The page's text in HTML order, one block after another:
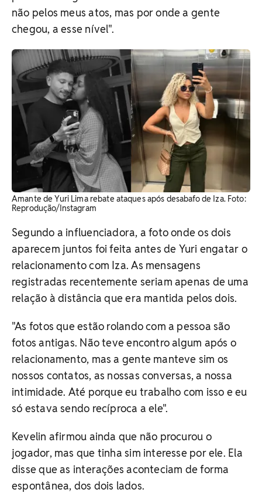
não pelos meus atos, mas por onde a gente
chegou, a esse nível".
Amante de Yuri Lima rebate ataques após desabafo de Iza. Foto:
Reprodução/Instagram
Segundo a influenciadora, a foto onde os dois
aparecem juntos foi feita antes de Yuri engatar o
relacionamento com Iza. As mensagens
registradas recentemente seriam apenas de uma
relação à distância que era mantida pelos dois.
"As fotos que estão rolando com a pessoa são
fotos antigas. Não teve encontro algum após o
relacionamento, mas a gente manteve sim os
nossos contatos, as nossas conversas, a nossa
intimidade. Até porque eu trabalho com isso e eu
só estava sendo recíproca a ele".
Kevelin afirmou ainda que não procurou o
jogador, mas que tinha sim interesse por ele. Ela
disse que as interações aconteciam de forma
espontânea, dos dois lados.